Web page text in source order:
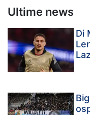
Ultime news
Di